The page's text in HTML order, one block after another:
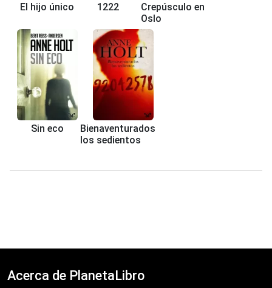
El hijo único 1222
Crepúsculo en
Oslo
Sin eco
Bienaventurados
los sedientos
Acerca de PlanetaLibro